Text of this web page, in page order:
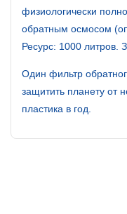
физиологически
обратным осмосом
Ресурс: 1000 литров.
Один фильтр
защитить планету от
пластика в год.